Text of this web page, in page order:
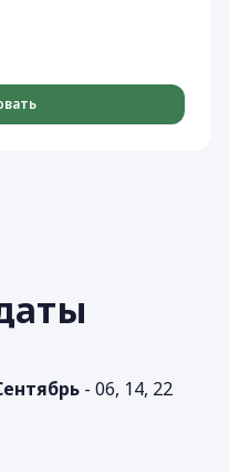
- 06, 14, 22